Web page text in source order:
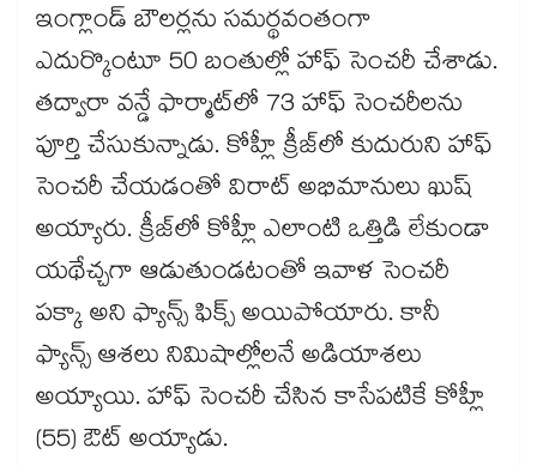
ఇంగ్లాండ్ బౌలర్లను సమర్థవంతంగా
ఎదుర్కొంటూ 50 బంతుల్లో హాఫ్ సెంచరీ చేశాడు.
తద్వారా వన్డే ఫార్మాట్‎లో 73 హాఫ్ సెంచరీలను
పూర్తి చేసుకున్నాడు. కోహ్లీ క్రీజ్‎లో కుదురుని హాఫ్
సెంచరీ చేయడంతో విరాట్ అభిమానులు ఖుష్
అయ్యారు. క్రీజ్‎లో కోహ్లీ ఎలాంటి ఒత్తిడి లేకుండా
యథేచ్చగా ఆడుతుండటంతో ఇవాళ సెంచరీ
పక్కా అని ఫ్యాన్స్ ఫిక్స్ అయిపోయారు. కానీ
ఫ్యాన్స్ ఆశలు నిమిషాల్లోలనే అడియాశలు
అయ్యాయి. హాఫ్ సెంచరీ చేసిన కాసేపటికే కోహ్లీ
(55) ఔట్ అయ్యాడు.